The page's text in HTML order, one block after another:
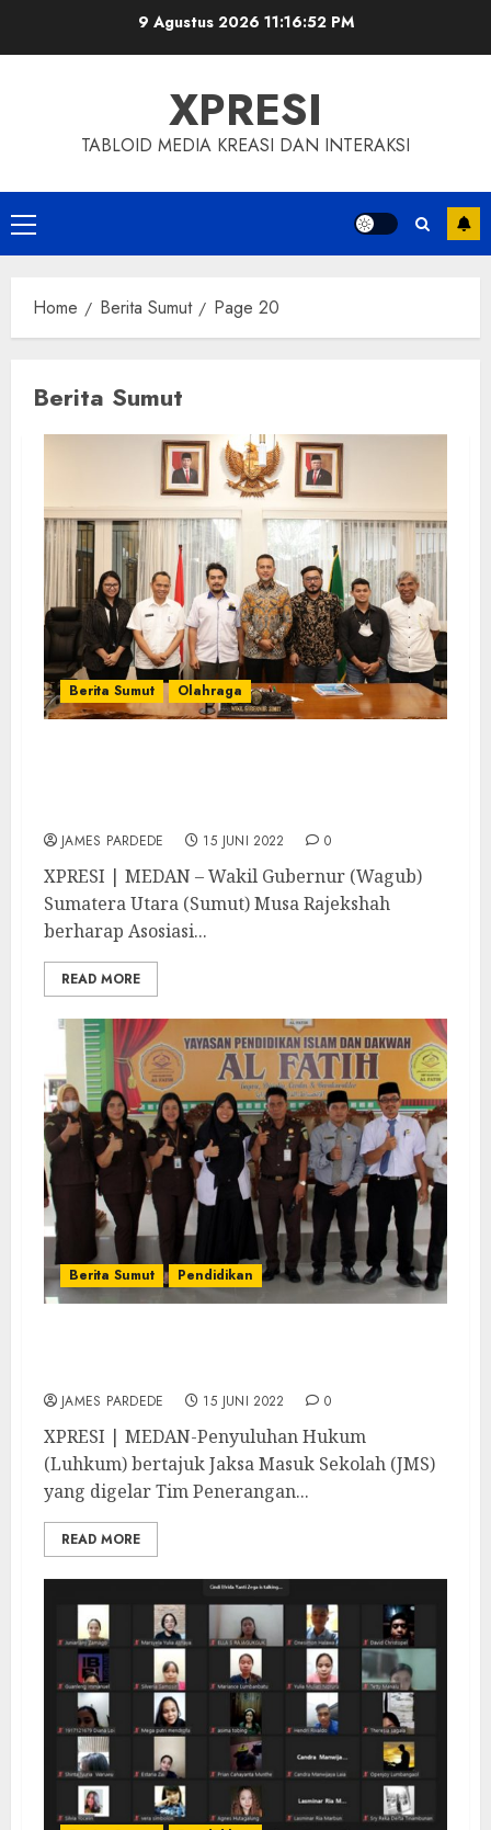
9 Agustus 2026 11:16:53 PM
XPRESI
TABLOID MEDIA KREASI DAN INTERAKSI
Primary
Menu
Home Berita Sumut Page 20
Berita Sumut
Berita Sumut Olahraga
JAMES PARDEDE 15 JUNI 2022 0
XPRESI | MEDAN – Wakil Gubernur (Wagub)
Sumatera Utara (Sumut) Musa Rajekshah
berharap Asosiasi...
READ MORE
Berita Sumut Pendidikan
JAMES PARDEDE 15 JUNI 2022 0
XPRESI | MEDAN-Penyuluhan Hukum
(Luhkum) bertajuk Jaksa Masuk Sekolah (JMS)
yang digelar Tim Penerangan...
READ MORE